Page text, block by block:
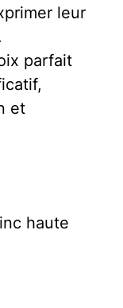
leur
parfait
et
haute